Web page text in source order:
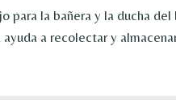
para la bañera y la ducha del
a recolectar y